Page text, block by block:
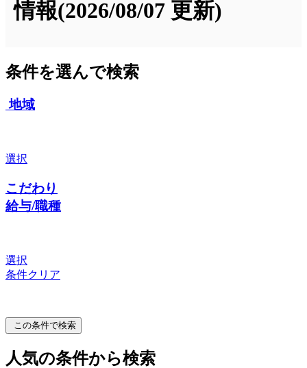
情報(2026/08/07 更新)
条件を選んで検索
地域
選択
こだわり
給与/職種
選択
条件クリア
この条件で検索
人気の条件から検索